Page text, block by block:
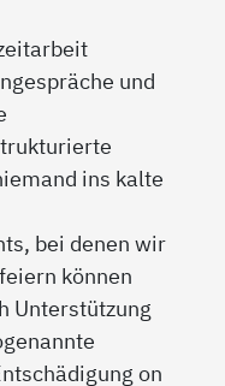
und
ins kalte
bei denen wir
können
Unterstützung
on